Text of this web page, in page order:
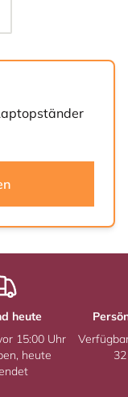
heute
15:00 Uhr
heute